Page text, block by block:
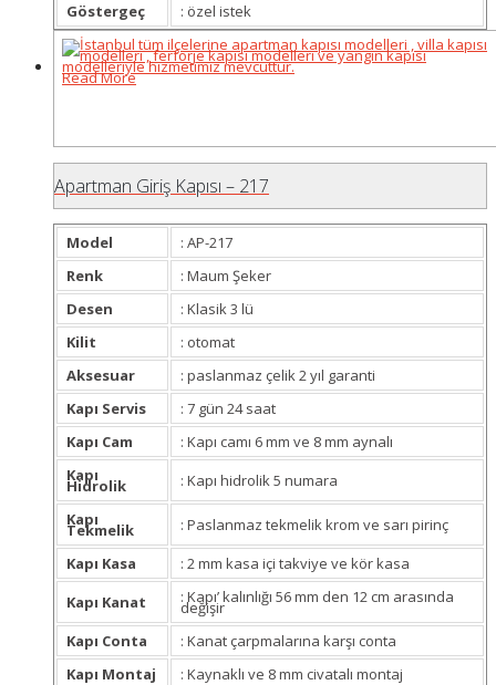
Göstergeç
: özel istek
Read More
Apartman Giriş Kapısı – 217
Model
: AP-217
Renk
: Maum Şeker
Desen
: Klasik 3 lü
Kilit
: otomat
Aksesuar
: paslanmaz çelik 2 yıl garanti
Kapı Servis
: 7 gün 24 saat
Kapı Cam
: Kapı camı 6 mm ve 8 mm aynalı
Kapı
Hidrolik
: Kapı hidrolik 5 numara
Kapı
Tekmelik
: Paslanmaz tekmelik krom ve sarı pirinç
Kapı Kasa
: 2 mm kasa içi takviye ve kör kasa
Kapı Kanat
: Kapı’ kalınlığı 56 mm den 12 cm arasında
değişir
Kapı Conta
: Kanat çarpmalarına karşı conta
Kapı Montaj
: Kaynaklı ve 8 mm civatalı montaj